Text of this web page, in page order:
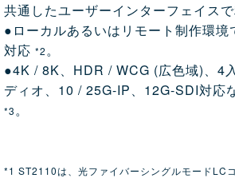
共通したユーザーインターフェイスで
●ローカルあるいはリモート制作環
対応 *2。
●4K / 8K、HDR / WCG (広色域)、4
ディオ、10 / 25G-IP、12G-SDI対応
*3。
*1 ST2110は、光ファイバーシングルモードLC